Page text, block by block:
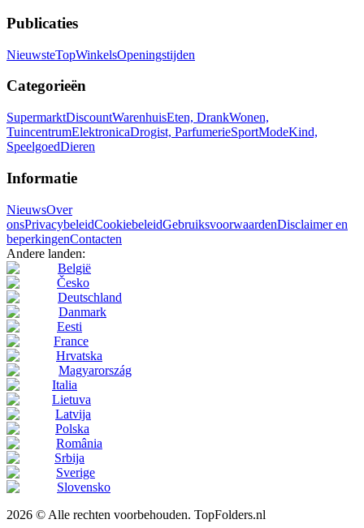
Publicaties
NieuwsteTopWinkelsOpeningstijden
Categorieën
SupermarktDiscountWarenhuisEten, DrankWonen,
TuincentrumElektronicaDrogist, ParfumerieSportModeKind,
SpeelgoedDieren
Informatie
NieuwsOver
onsPrivacybeleidCookiebeleidGebruiksvoorwaardenDisclaimer en
beperkingenContacten
Andere landen:
België
Česko
Deutschland
Danmark
Eesti
France
Hrvatska
Magyarország
Italia
Lietuva
Latvija
Polska
România
Srbija
Sverige
Slovensko
2026 © Alle rechten voorbehouden. TopFolders.nl